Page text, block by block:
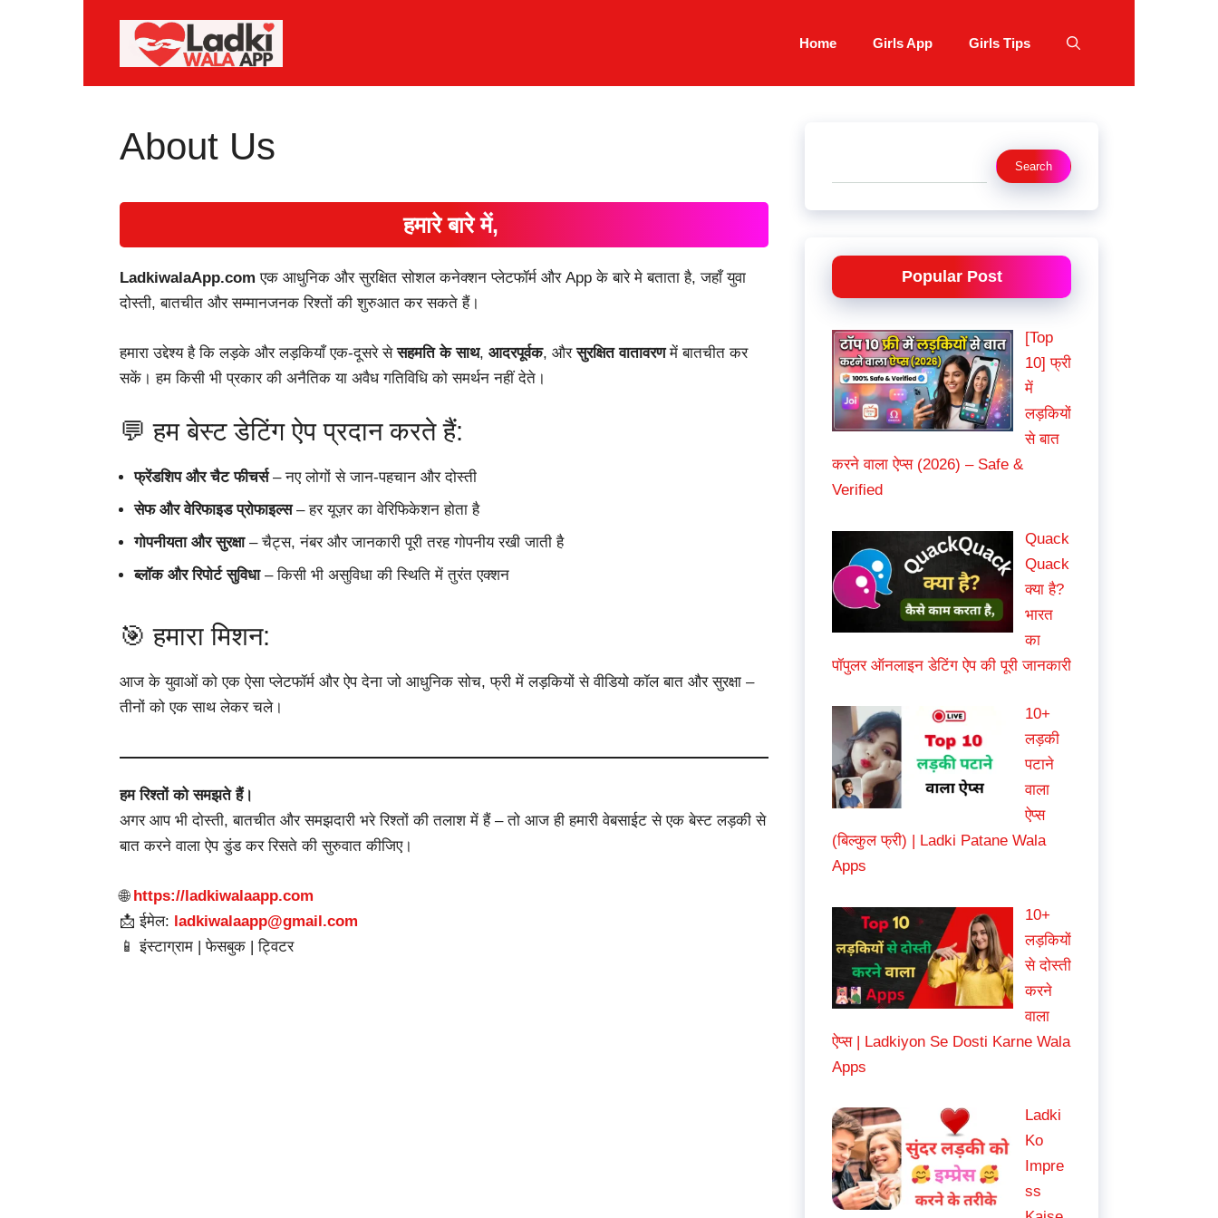
Home Girls App Girls Tips
About Us
हमारे बारे में,
LadkiwalaApp.com एक आधुनिक और सुरक्षित सोशल कनेक्शन प्लेटफॉर्म और App के बारे मे बताता है, जहाँ युवा
दोस्ती, बातचीत और सम्मानजनक रिश्तों की शुरुआत कर सकते हैं।
हमारा उद्देश्य है कि लड़के और लड़कियाँ एक-दूसरे सेसहमति के साथ, आदरपूर्वक, औरसुरक्षित वातावरणमें बातचीत कर
सकें। हम किसी भी प्रकार की अनैतिक या अवैध गतिविधि को समर्थन नहीं देते।
💬 हम बेस्ट डेटिंग ऐप प्रदान करते हैं:
फ्रेंडशिप और चैट फीचर्स– नए लोगों से जान-पहचान और दोस्ती
सेफ और वेरिफाइड प्रोफाइल्स– हर यूज़र का वेरिफिकेशन होता है
गोपनीयता और सुरक्षा– चैट्स, नंबर और जानकारी पूरी तरह गोपनीय रखी जाती है
ब्लॉक और रिपोर्ट सुविधा– किसी भी असुविधा की स्थिति में तुरंत एक्शन
🎯 हमारा मिशन:
आज के युवाओं को एक ऐसा प्लेटफॉर्म और ऐप देना जो आधुनिक सोच, फ्री में लड़कियों से वीडियो कॉल बात और सुरक्षा –
तीनों को एक साथ लेकर चले।
हम रिश्तों को समझते हैं।
अगर आप भी दोस्ती, बातचीत और समझदारी भरे रिश्तों की तलाश में हैं – तो आज ही हमारी वेबसाईट से एक बेस्ट लड़की से
बात करने वाला ऐप डुंड कर रिसते की सुरुवात कीजिए।
🌐 https://ladkiwalaapp.com
📩 ईमेल: ladkiwalaapp@gmail.com
📱 इंस्टाग्राम | फेसबुक | ट्विटर
Search
Popular Post
[Top
10] फ्री
में
लड़कियों
से बात
करने वाला ऐप्स (2026) – Safe &
Verified
Quack
Quack
क्या है?
भारत
का
पॉपुलर ऑनलाइन डेटिंग ऐप की पूरी जानकारी
10+
लड़की
पटाने
वाला
ऐप्स
(बिल्कुल फ्री) | Ladki Patane Wala
Apps
10+
लड़कियों
से दोस्ती
करने
वाला
ऐप्स | Ladkiyon Se Dosti Karne Wala
Apps
Ladki
Ko
Impre
ss